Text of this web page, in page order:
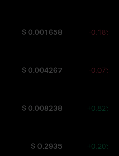
$ 0.001658 -0.18%
$ 0.004267 -0.07%
$ 0.008238 +0.82%
$ 0.2935 +0.20%